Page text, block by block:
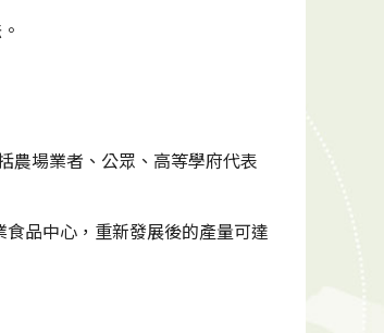
農場業者、公眾、高等學府代表
品中心，重新發展後的產量可達